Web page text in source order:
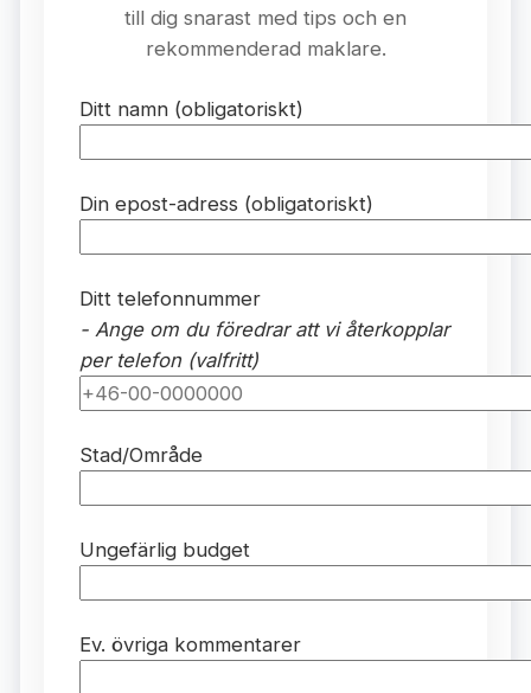
till dig snarast med tips och en
rekommenderad maklare.
Ditt namn (obligatoriskt)
Din epost-adress (obligatoriskt)
Ditt telefonnummer
- Ange om du föredrar att vi återkopplar
per telefon (valfritt)
Stad/Område
Ungefärlig budget
Ev. övriga kommentarer